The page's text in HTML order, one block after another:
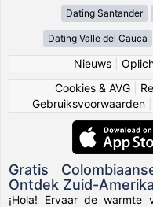
Dating Santander
Dating Valle del Cauca
Nieuws|
Cookies & AVG
Gebruiksvoorwaarden
Gratis
Ontdek Zuid-
¡Hola! Ervaar de warmte